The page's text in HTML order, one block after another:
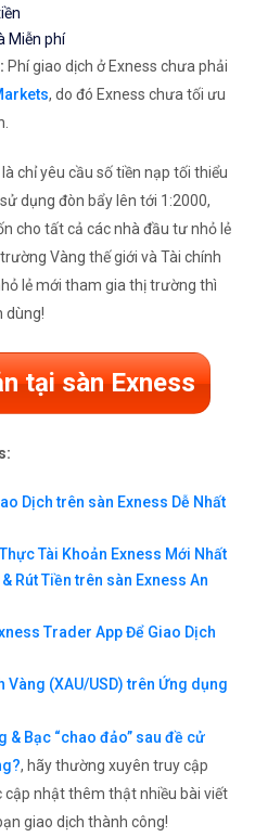
Miễn phí
Phí giao dịch ở Exness chưa phải
, do đó Exness chưa tối ưu
chỉ yêu cầu số tiền nạp tối thiểu
dụng đòn bẩy lên tới 1:2000,
cho tất cả các nhà đầu tư nhỏ lẻ
Vàng thế giới và Tài chính
lẻ mới tham gia thị trường thì
dùng!
tại sàn Exness
Dịch trên sàn Exness Dễ Nhất
Tài Khoản Exness Mới Nhất
Rút Tiền trên sàn Exness An
Trader App Để Giao Dịch
Vàng (XAU/USD) trên Ứng dụng
& Bạc “chao đảo” sau đề cử
, hãy thường xuyên truy cập
cập nhật thêm thật nhiều bài viết
giao dịch thành công!